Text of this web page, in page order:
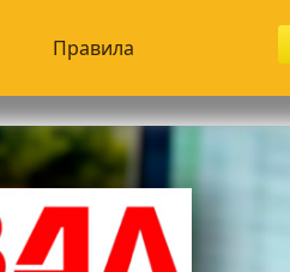
Правила